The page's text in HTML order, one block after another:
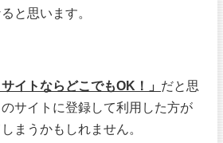
と思います。
サイトならどこでもOK！」 だと思
サイトに登録して利用した方が
まうかもしれません。